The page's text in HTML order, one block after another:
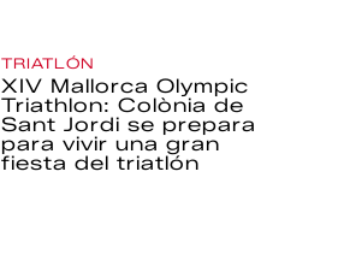
TRIATLÓN
XIV Mallorca Olympic
Triathlon: Colònia de
Sant Jordi se prepara
para vivir una gran
fiesta del triatlón